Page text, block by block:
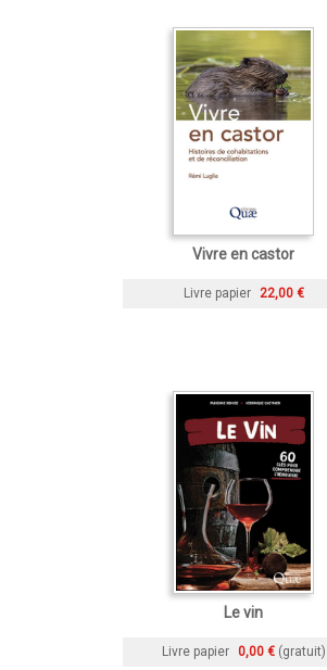
Vivre en castor
Livre papier 22,00 €
Le vin
Livre papier 0,00 € (gratuit)